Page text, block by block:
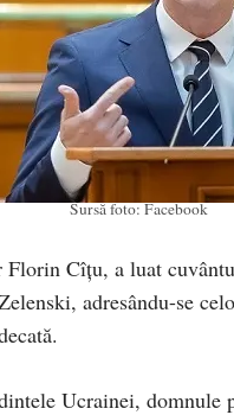
Sursă foto: Facebook
Florin Cîțu, a luat
adresându-se
Ucrainei, domnule